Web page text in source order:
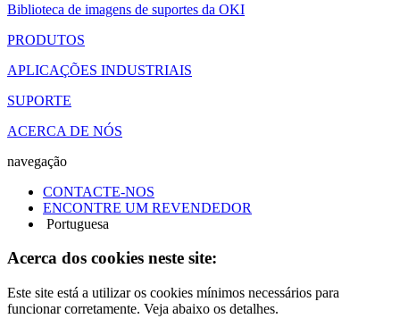
Biblioteca de imagens de suportes da OKI
PRODUTOS
APLICAÇÕES INDUSTRIAIS
SUPORTE
ACERCA DE NÓS
navegação
CONTACTE-NOS
ENCONTRE UM REVENDEDOR
Portuguesa
Acerca dos cookies neste site:
Este site está a utilizar os cookies mínimos necessários para
funcionar corretamente. Veja abaixo os detalhes.